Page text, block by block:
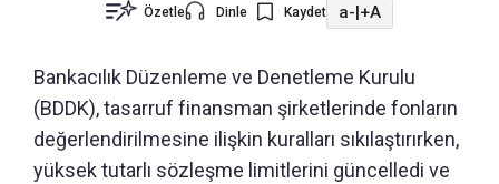
Özetle Dinle Kaydet a-|+A
Bankacılık Düzenleme ve Denetleme Kurulu
(BDDK), tasarruf finansman şirketlerinde fonların
değerlendirilmesine ilişkin kuralları sıkılaştırırken,
yüksek tutarlı sözleşme limitlerini güncelledi ve